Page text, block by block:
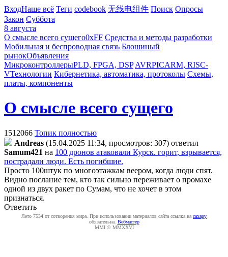
ВходНаше всё Теги codebook 无线电组件 Поиск Опросы
Закон Суббота
8 августа
О смысле всего сущего0xFF Средства и методы разработки
Мобильная и беспроводная связь Блошиный
рынокОбъявления
МикроконтроллерыPLD, FPGA, DSP AVRPICARM, RISC-
VТехнологии Кибернетика, автоматика, протоколы Схемы,
платы, компоненты
О смысле всего сущего
1512066 Топик полностью
Andreas (15.04.2025 11:34, просмотров: 307) ответил
Samum421 на 100 дронов атаковали Курск. горит, взрывается,
пострадали люди. Есть погибшие.
Просто 100штук по многоэтажкам веером, когда люди спят.
Видно послание тем, кто так сильно переживает о промахе
одной из двух ракет по Сумам, что не хочет в этом
признаться.
Ответить
Лето 7534 от сотворения мира. При использовании материалов сайта ссылка на caxapу
обязательна. Вебмастер
MMI © MMXXVI